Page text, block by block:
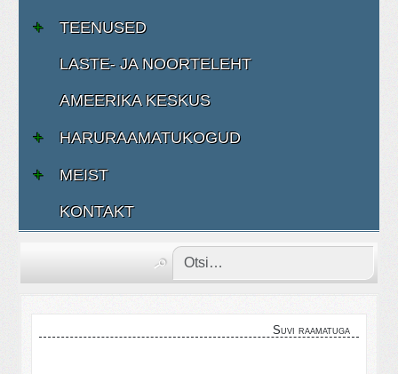
TEENUSED
LASTE- JA NOORTELEHT
AMEERIKA KESKUS
HARURAAMATUKOGUD
MEIST
KONTAKT
Suvi raamatuga